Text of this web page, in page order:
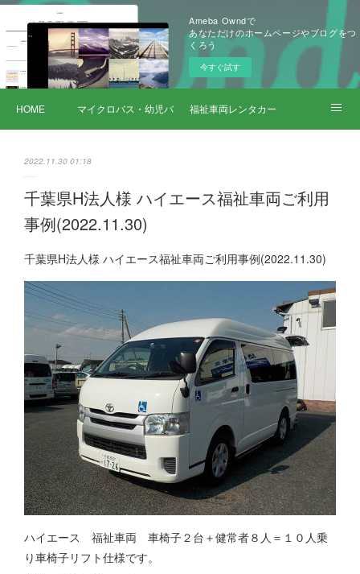
Ameba Owndで
あなただけのホームページやブログをつ
くろう
今すぐ試す
HOME マイクロバス・幼児バス レンタカー福祉車両レンタカー
2022.11.30 01:18
千葉県H法人様 ハイエース福祉車両ご利用
事例(2022.11.30)
千葉県H法人様 ハイエース福祉車両ご利用事例(2022.11.30)
ハイエース 福祉車両 車椅子２台＋健常者８人＝１０人乗
り車椅子リフト仕様です。